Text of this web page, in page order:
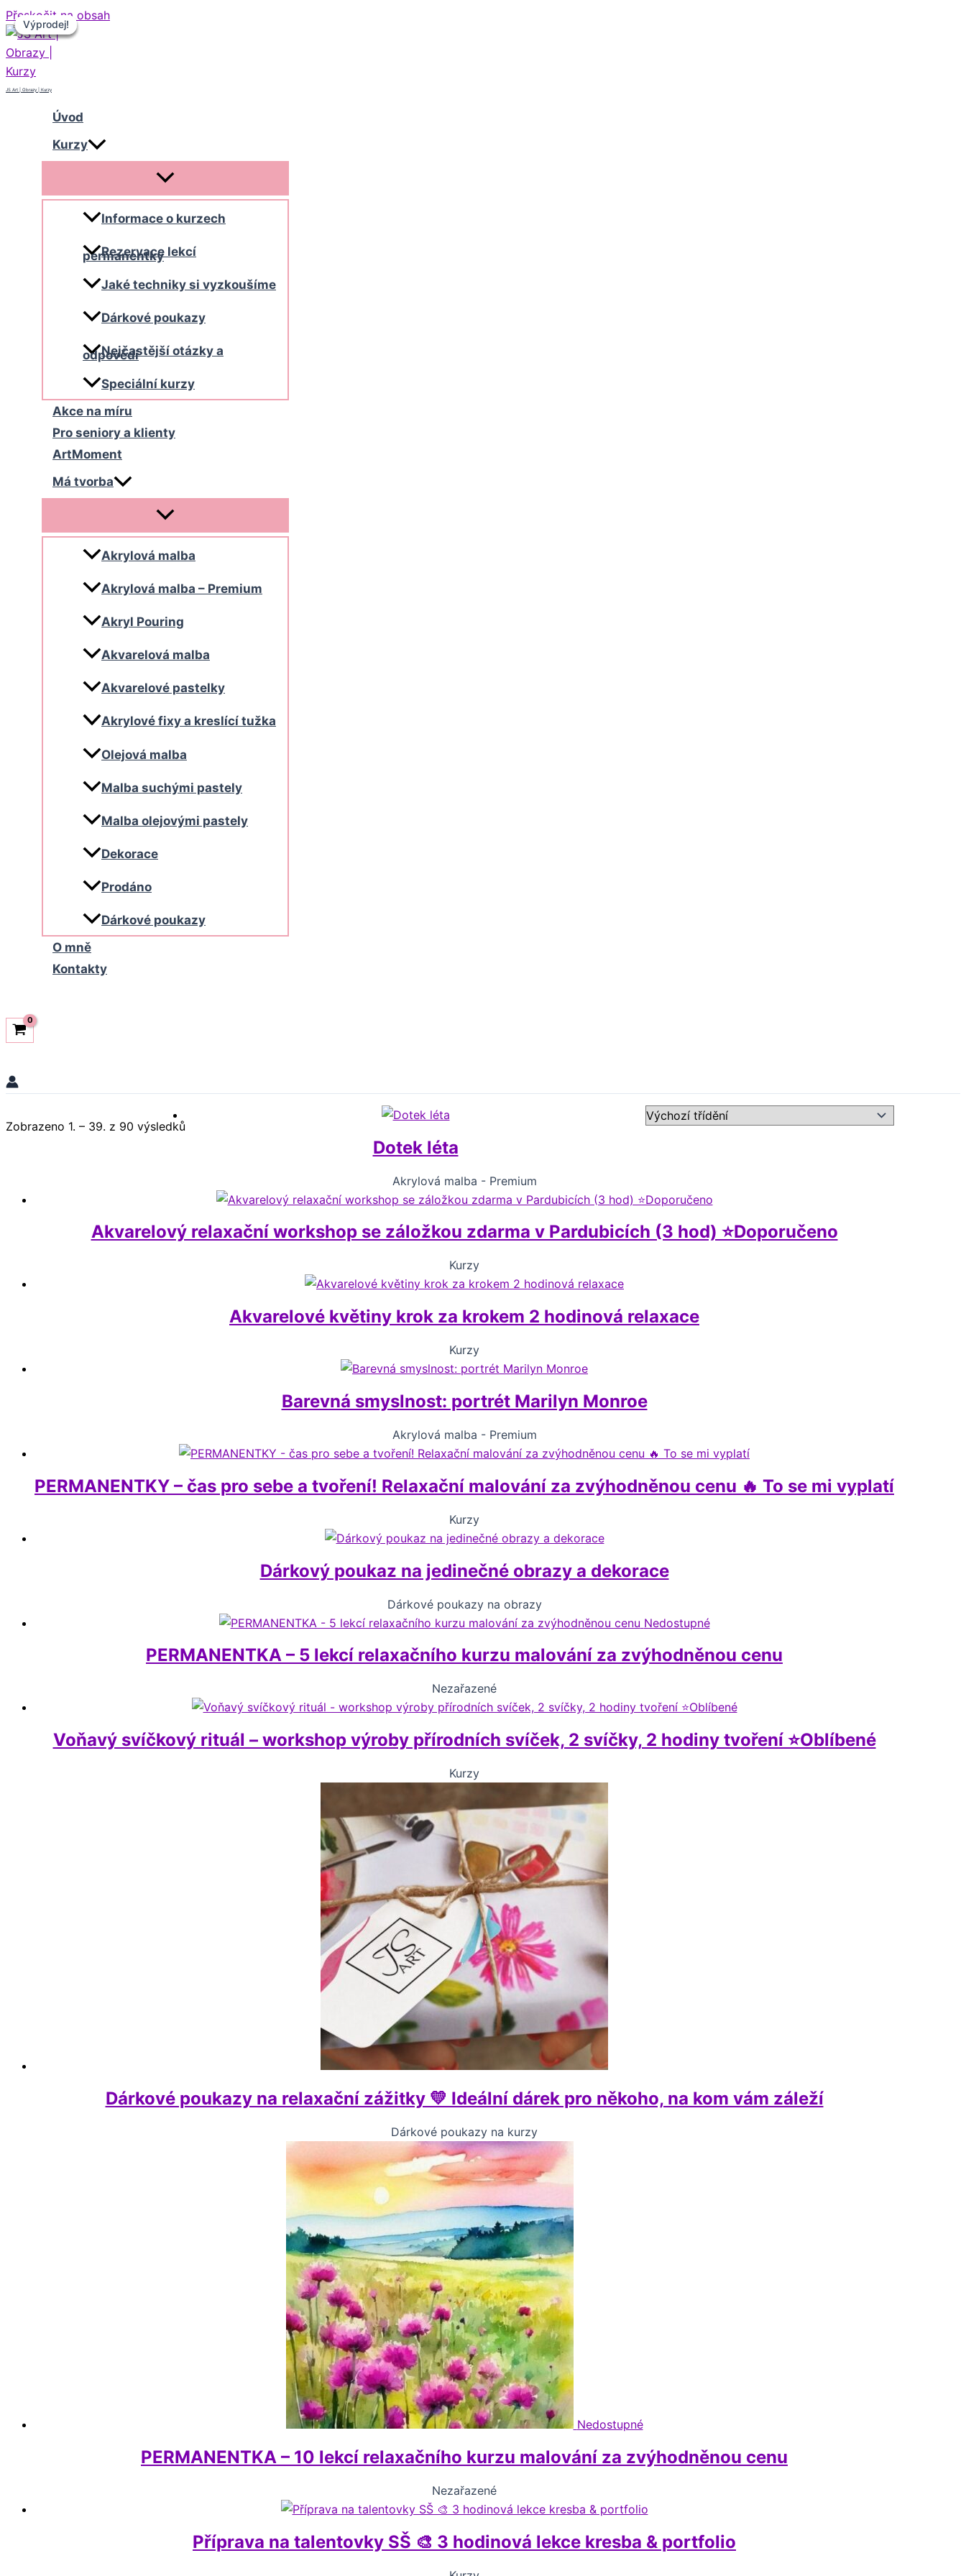
Přeskočit na obsah
JS Art | Obrazy | Kurzy
Úvod
Kurzy
Informace o kurzech
Rezervace lekcí
permanentky
Jaké techniky si vyzkoušíme
Dárkové poukazy
Nejčastější otázky a
odpovědi
Speciální kurzy
Akce na míru
Pro seniory a klienty
ArtMoment
Má tvorba
Akrylová malba
Akrylová malba – Premium
Akryl Pouring
Akvarelová malba
Akvarelové pastelky
Akrylové fixy a kreslící tužka
Olejová malba
Malba suchými pastely
Malba olejovými pastely
Dekorace
Prodáno
Dárkové poukazy
O mně
Kontakty
Zobrazeno 1. – 39. z 90 výsledků
Dotek léta
Akrylová malba - Premium
Akvarelový relaxační workshop se záložkou zdarma v Pardubicích (3 hod) ⭐Doporučeno
Kurzy
Akvarelové květiny krok za krokem 2 hodinová relaxace
Kurzy
Barevná smyslnost: portrét Marilyn Monroe
Akrylová malba - Premium
Výprodej!
PERMANENTKY – čas pro sebe a tvoření! Relaxační malování za zvýhodněnou cenu 🔥 To se mi vyplatí
Kurzy
Dárkový poukaz na jedinečné obrazy a dekorace
Dárkové poukazy na obrazy
Nedostupné
Výprodej!
PERMANENTKA – 5 lekcí relaxačního kurzu malování za zvýhodněnou cenu
Nezařazené
Voňavý svíčkový rituál – workshop výroby přírodních svíček, 2 svíčky, 2 hodiny tvoření ⭐Oblíbené
Kurzy
Výprodej!
Dárkové poukazy na relaxační zážitky 💛 Ideální dárek pro někoho, na kom vám záleží
Dárkové poukazy na kurzy
Nedostupné
Výprodej!
PERMANENTKA – 10 lekcí relaxačního kurzu malování za zvýhodněnou cenu
Nezařazené
Příprava na talentovky SŠ 🎨 3 hodinová lekce kresba & portfolio